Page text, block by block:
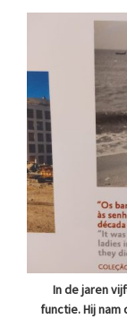
In de jaren
functie. Hij